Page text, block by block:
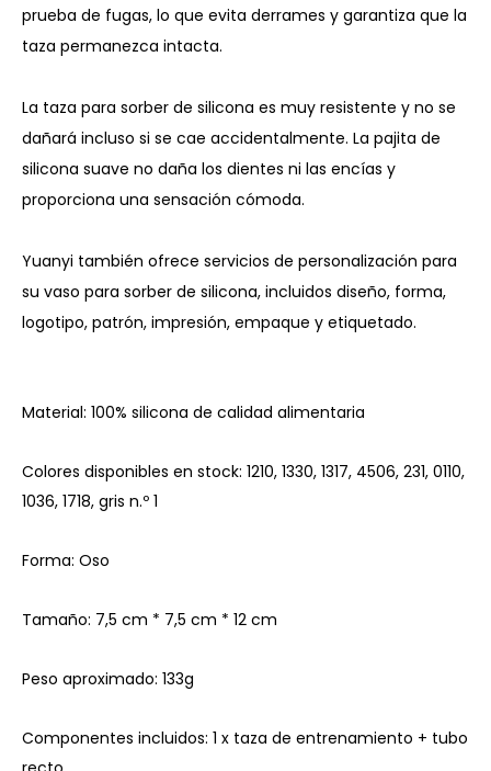
prueba de fugas, lo que evita derrames y garantiza que la
taza permanezca intacta.
La taza para sorber de silicona es muy resistente y no se
dañará incluso si se cae accidentalmente. La pajita de
silicona suave no daña los dientes ni las encías y
proporciona una sensación cómoda.
Yuanyi también ofrece servicios de personalización para
su vaso para sorber de silicona, incluidos diseño, forma,
logotipo, patrón, impresión, empaque y etiquetado.
Material: 100% silicona de calidad alimentaria
Colores disponibles en stock: 1210, 1330, 1317, 4506, 231, 0110,
1036, 1718, gris n.º 1
Forma: Oso
Tamaño: 7,5 cm * 7,5 cm * 12 cm
Peso aproximado: 133g
Componentes incluidos: 1 x taza de entrenamiento + tubo